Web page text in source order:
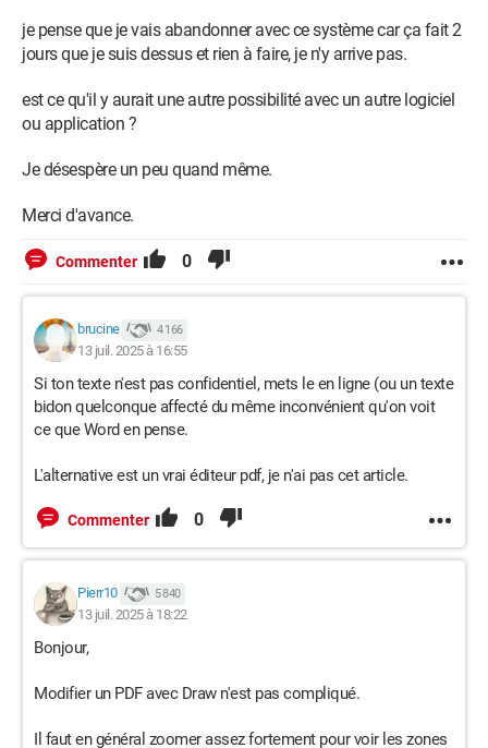
je pense que je vais abandonner avec ce système car ça fait 2
jours que je suis dessus et rien à faire, je n'y arrive pas.
est ce qu'il y aurait une autre possibilité avec un autre logiciel
ou application ?
Je désespère un peu quand même.
Merci d'avance.
Commenter 0
brucine 4 166
13 juil. 2025 à 16:55
Si ton texte n'est pas confidentiel, mets le en ligne (ou un texte
bidon quelconque affecté du même inconvénient qu'on voit
ce que Word en pense.
L'alternative est un vrai éditeur pdf, je n'ai pas cet article.
Commenter 0
Pierr10 5 840
13 juil. 2025 à 18:22
Bonjour,
Modifier un PDF avec Draw n'est pas compliqué.
Il faut en général zoomer assez fortement pour voir les zones